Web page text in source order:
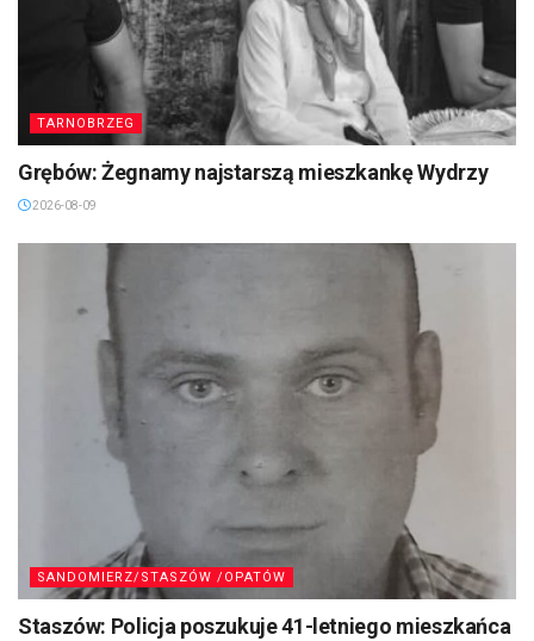
TARNOBRZEG
Grębów: Żegnamy najstarszą mieszkankę Wydrzy
2026-08-09
SANDOMIERZ/STASZÓW /OPATÓW
Staszów: Policja poszukuje 41-letniego mieszkańca